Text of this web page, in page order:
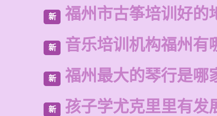
新 福州市古筝培训好的
新 音乐培训机构福州有
新 福州最大的琴行是哪
新 孩子学尤克里里有发